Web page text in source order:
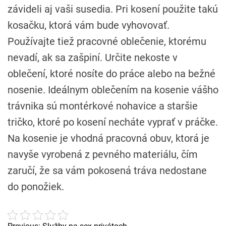
závideli aj vaši susedia. Pri kosení použite takú
kosačku, ktorá vám bude vyhovovať.
Používajte tiež pracovné oblečenie, ktorému
nevadí, ak sa zašpiní. Určite nekoste v
oblečení, ktoré nosíte do práce alebo na bežné
nosenie. Ideálnym oblečením na kosenie vášho
trávnika sú montérkové nohavice a staršie
tričko, ktoré po kosení necháte vyprať v práčke.
Na kosenie je vhodná pracovná obuv, ktorá je
navyše vyrobená z pevného materiálu, čím
zaručí, že sa vám pokosená tráva nedostane
do ponožiek.